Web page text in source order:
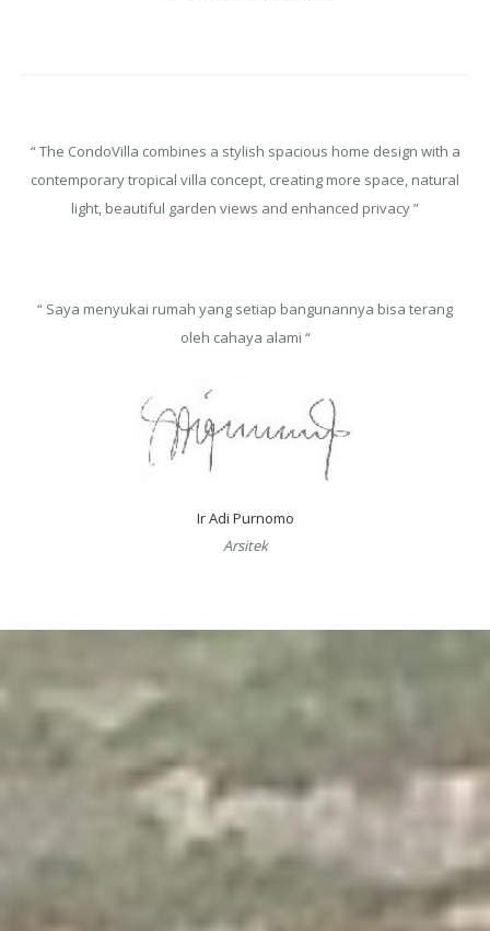
“ The CondoVilla combines a stylish spacious home design with a
contemporary tropical villa concept, creating more space, natural
light, beautiful garden views and enhanced privacy ”
“ Saya menyukai rumah yang setiap bangunannya bisa terang
oleh cahaya alami “
Ir Adi Purnomo
Arsitek